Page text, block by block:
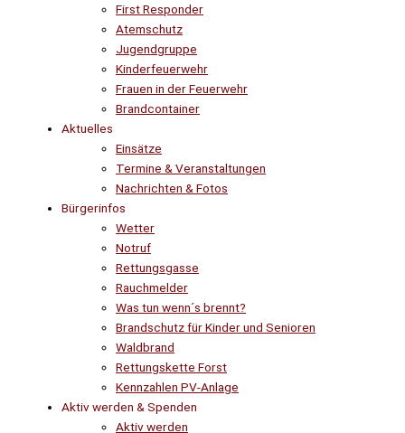
First Responder
Atemschutz
Jugendgruppe
Kinderfeuerwehr
Frauen in der Feuerwehr
Brandcontainer
Aktuelles
Einsätze
Termine & Veranstaltungen
Nachrichten & Fotos
Bürgerinfos
Wetter
Notruf
Rettungsgasse
Rauchmelder
Was tun wenn´s brennt?
Brandschutz für Kinder und Senioren
Waldbrand
Rettungskette Forst
Kennzahlen PV-Anlage
Aktiv werden & Spenden
Aktiv werden